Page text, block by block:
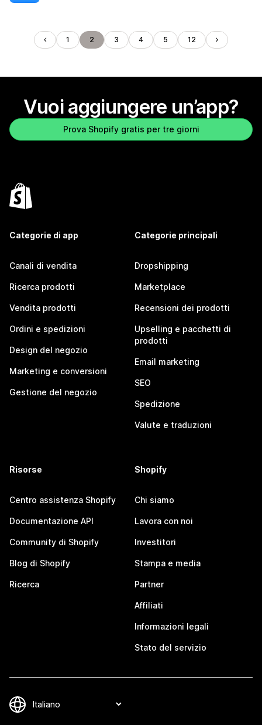
1 2 3 4 5 12
Vuoi aggiungere un’app?
Prova Shopify gratis per tre giorni
Categorie di app
Canali di vendita
Ricerca prodotti
Vendita prodotti
Ordini e spedizioni
Design del negozio
Marketing e conversioni
Gestione del negozio
Categorie principali
Dropshipping
Marketplace
Recensioni dei prodotti
Upselling e pacchetti di
prodotti
Email marketing
SEO
Spedizione
Valute e traduzioni
Risorse
Centro assistenza Shopify
Documentazione API
Community di Shopify
Blog di Shopify
Ricerca
Shopify
Chi siamo
Lavora con noi
Investitori
Stampa e media
Partner
Affiliati
Informazioni legali
Stato del servizio